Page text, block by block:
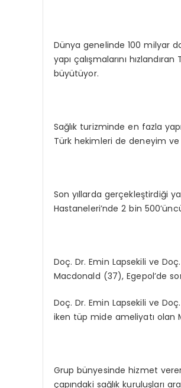
Dünya genelinde 100 milyar
yapı çalışmalarını
büyütüyor.
Sağlık turizminde en fazla
Türk hekimleri de deneyim ve
Son yıllarda gerçekleştirdiği
Hastaneleri’nde 2 bin
Doç. Dr. Emin Lapsekili ve
Macdonald (37), Egepol’de
Doç. Dr. Emin Lapsekili ve
iken tüp mide ameliyatı olan
Grup bünyesinde hizmet
çapındaki sağlık kuruluşları